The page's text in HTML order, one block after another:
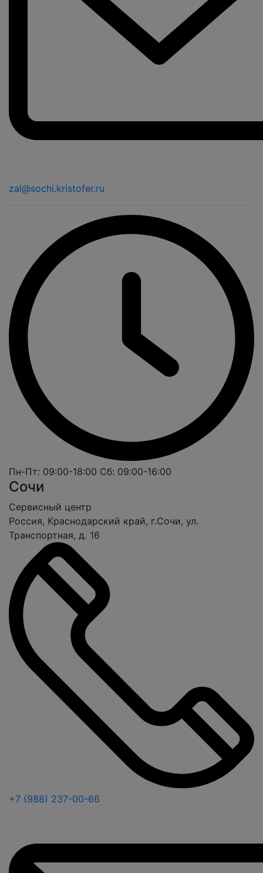
zal@sochi.kristofer.ru
Пн-Пт: 09:00-18:00 Сб: 09:00-16:00
Сочи
Cервисный центр
Россия, Краснодарский край, г.Сочи, ул.
Транспортная, д. 16
+7 (988) 237-00-66